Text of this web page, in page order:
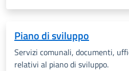
Piano di sviluppo
Servizi comunali, documenti,
relativi al piano di sviluppo.